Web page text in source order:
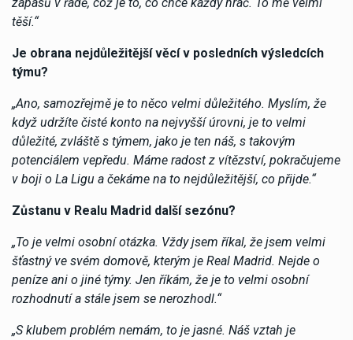
těší.“
Je obrana nejdůležitější věcí v posledních výsledcích
týmu?
„Ano, samozřejmě je to něco velmi důležitého. Myslím, že
když udržíte čisté konto na nejvyšší úrovni, je to velmi
důležité, zvláště s týmem, jako je ten náš, s takovým
potenciálem vepředu. Máme radost z vítězství, pokračujeme
v boji o La Ligu a čekáme na to nejdůležitější, co přijde.“
Zůstanu v Realu Madrid další sezónu?
„To je velmi osobní otázka. Vždy jsem říkal, že jsem velmi
šťastný ve svém domově, kterým je Real Madrid. Nejde o
peníze ani o jiné týmy. Jen říkám, že je to velmi osobní
rozhodnutí a stále jsem se nerozhodl.“
„S klubem problém nemám, to je jasné. Náš vztah je